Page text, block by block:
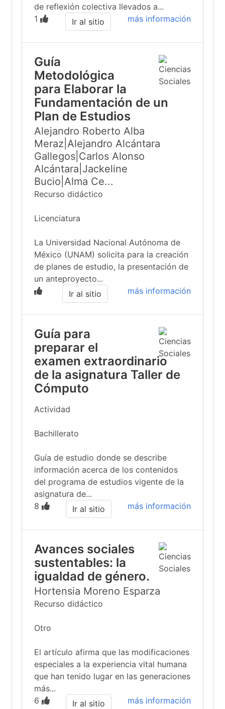
de reflexión colectiva llevados a...
1
más información
Ir al sitio
Guía
Metodológica
para Elaborar la
Fundamentación de un
Plan de Estudios
Alejandro Roberto Alba
Meraz|Alejandro Alcántara
Gallegos|Carlos Alonso
Alcántara|Jackeline
Bucio|Alma Ce...
Recurso didáctico
Licenciatura
La Universidad Nacional Autónoma de
México (UNAM) solicita para la creación
de planes de estudio, la presentación de
un anteproyecto...
más información
Ir al sitio
Guía para
preparar el
examen extraordinario
de la asignatura Taller de
Cómputo
Actividad
Bachillerato
Guía de estudio donde se describe
información acerca de los contenidos
del programa de estudios vigente de la
asignatura de...
8
más información
Ir al sitio
Avances sociales
sustentables: la
igualdad de género.
Hortensia Moreno Esparza
Recurso didáctico
Otro
El artículo afirma que las modificaciones
especiales a la experiencia vital humana
que han tenido lugar en las generaciones
más...
6
más información
Ir al sitio